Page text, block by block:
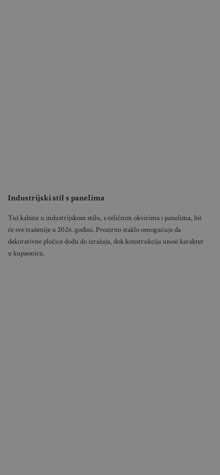
Industrijski stil s panelima
Tuš kabine u industrijskom stilu, s čeličnim okvirima i panelima, bit
će sve traženije u 2026. godini. Prozirno staklo omogućuje da
dekorativne pločice dođu do izražaja, dok konstrukcija unosi karakter
u kupaonicu.